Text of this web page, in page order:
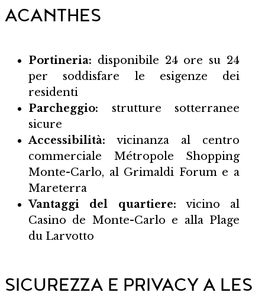
ACANTHES
Portineria: disponibile 24 ore su 24
per soddisfare le esigenze dei
residenti
Parcheggio: strutture sotterranee
sicure
Accessibilità: vicinanza al centro
commerciale Métropole Shopping
Monte-Carlo, al Grimaldi Forume a
Mareterra
Vantaggi del quartiere: vicino al
Casino de Monte-Carlo e alla Plage
du Larvotto
SICUREZZA E PRIVACY A LES